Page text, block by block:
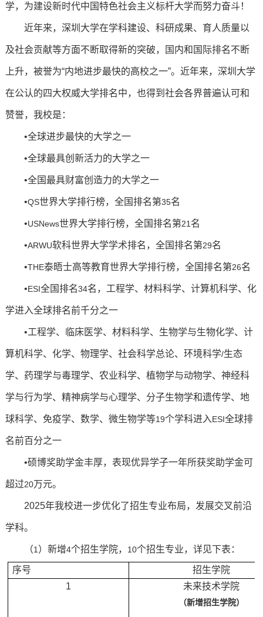
学，为建设新时代中国特色社会主义标杆大学而努力奋斗！
近年来，深圳大学在学科建设、科研成果、育人质量以
及社会贡献等方面不断取得新的突破，国内和国际排名不断
上升，被誉为“内地进步最快的高校之一”。近年来，深圳大学
在公认的四大权威大学排名中，也得到社会各界普遍认可和
赞誉，我校是：
•全球进步最快的大学之一
•全球最具创新活力的大学之一
•全国最具财富创造力的大学之一
•QS世界大学排行榜，全国排名第35名
•USNews世界大学排行榜，全国排名第21 名
•ARWU软科世界大学学术排名，全国排名第29名
•THE泰晤士高等教育世界大学排行榜，全国排名第26名
•ESI全国排名34名，工程学、材料科学、计算机科学、化
学进入全球排名前千分之一
•工程学、临床医学、材料科学、生物学与生物化学、计
算机科学、化学、物理学、社会科学总论、环境科学/生态
学、药理学与毒理学、农业科学、植物学与动物学、神经科
学与行为学、精神病学与心理学、分子生物学和遗传学、地
球科学、免疫学、数学、微生物学等19个学科进入ESI全球排
名前百分之一
•硕博奖助学金丰厚，表现优异学子一年所获奖助学金可
超过20万元。
2025年我校进一步优化了招生专业布局，发展交叉前沿
学科。
（1 ）新增4个招生学院， 10个招生专业，详见下表：
序号
招生学院
1
未来技术学院
（新增招生学院）